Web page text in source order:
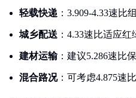
轻载快递 ：3.909-4.33速比
城乡配送 ：4.33速比适应
建材运输：建议5.286速比
混合路况：可考虑4.875速